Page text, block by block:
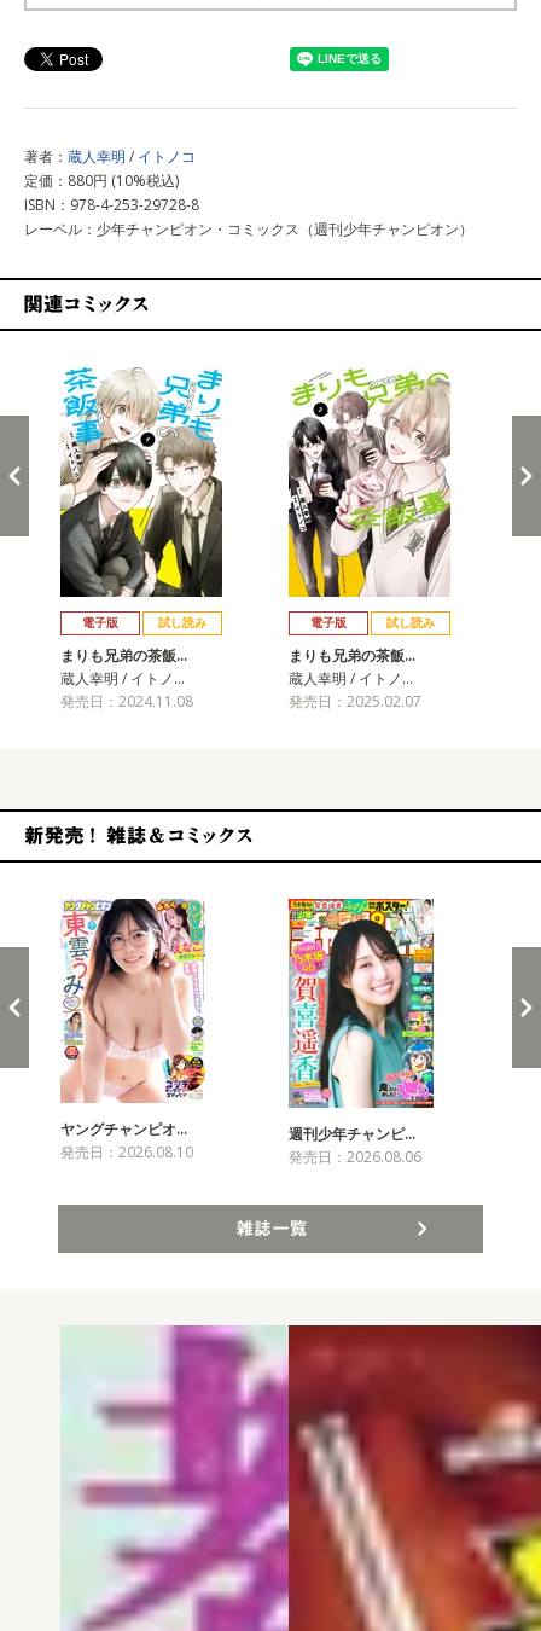
著者： 蔵人幸明 / イトノコ
定価：880円 (10%税込)
ISBN：978-4-253-29728-8
レーベル：少年チャンピオン・コミックス（週刊少年チャンピオン）
電子版 試し読み
まりも兄弟の茶飯…
蔵人幸明 / イトノ…
発売日：2024.11.08
電子版 試し読み
まりも兄弟の茶飯…
蔵人幸明 / イトノ…
発売日：2025.02.07
ヤングチャンピオ…
発売日：2026.08.10
週刊少年チャンピ…
発売日：2026.08.06